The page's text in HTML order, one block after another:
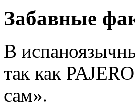
Забавные
В
так как
сам».